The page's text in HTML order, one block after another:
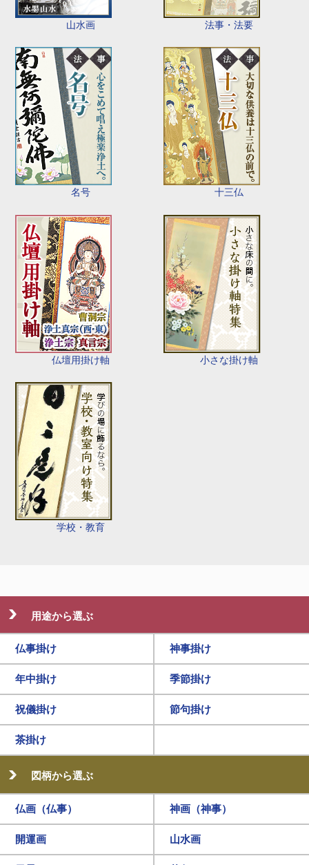
山水画 法事・法要
名号 十三仏
仏壇用掛け軸 小さな掛け軸
学校・教育
用途から選ぶ
仏事掛け 神事掛け
年中掛け 季節掛け
祝儀掛け 節句掛け
茶掛け
図柄から選ぶ
仏画（仏事） 神画（神事）
開運画 山水画